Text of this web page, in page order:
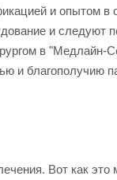
и опытом в
и
в "Медлайн-
и благополучию
Вот как это